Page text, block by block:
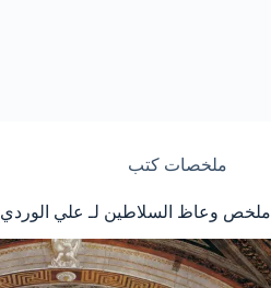
ملخصات كتب
ملخص وعاظ السلاطين لـ علي الوردي